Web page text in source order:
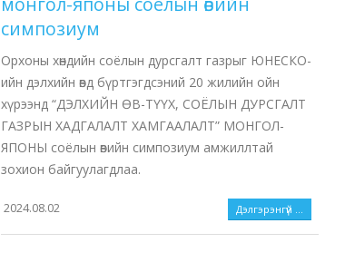
симпозиум
Орхоны хөндийн соёлын дурсгалт газрыг ЮНЕСКО-
ийн дэлхийн өвд бүртгэгдсэний 20 жилийн ойн
хүрээнд “ДЭЛХИЙН ӨВ-ТҮҮХ, СОЁЛЫН ДУРСГАЛТ
ГАЗРЫН ХАДГАЛАЛТ ХАМГААЛАЛТ” МОНГОЛ-
ЯПОНЫ соёлын өвийн симпозиум амжиллтай
зохион байгуулагдлаа.
2024.08.02 Дэлгэрэнгүй ...